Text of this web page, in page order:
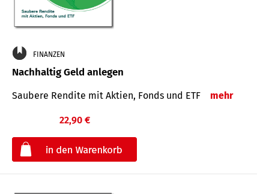
FINANZEN
Nachhaltig Geld anlegen
Saubere Rendite mit Aktien, Fonds und ETF mehr
22,90 €